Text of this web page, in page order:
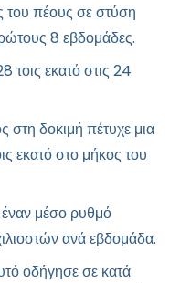
του πέους σε στύση
8 εβδομάδες.
τοις εκατό στις 24
στη δοκιμή πέτυχε μια
εκατό στο μήκος του
έναν μέσο ρυθμό
ανά εβδομάδα.
οδήγησε σε κατά